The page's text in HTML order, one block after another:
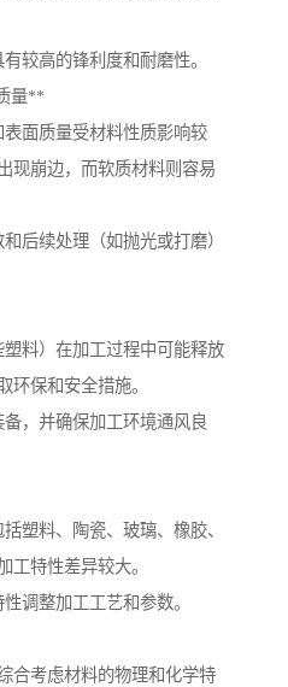
较高的锋利度和耐磨性。
量**
面质量受材料性质影响较
现崩边，而软质材料则容易
后续处理（如抛光或打磨）
料）在加工过程中可能释放
环保和安全措施。
，并确保加工环境通风良
塑料、陶瓷、玻璃、橡胶、
工特性差异较大。
调整加工工艺和参数。
合考虑材料的物理和化学特